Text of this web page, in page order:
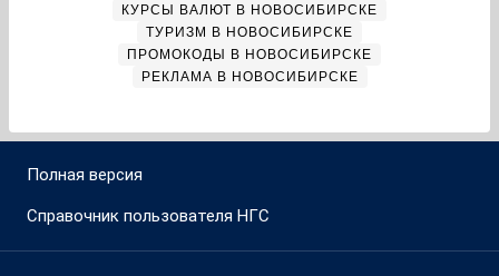
КУРСЫ ВАЛЮТ В НОВОСИБИРСКЕ
ТУРИЗМ В НОВОСИБИРСКЕ
ПРОМОКОДЫ В НОВОСИБИРСКЕ
РЕКЛАМА В НОВОСИБИРСКЕ
Полная версия
Справочник пользователя НГС